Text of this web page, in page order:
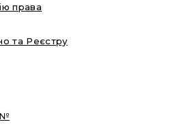
права
та Реєстру
№